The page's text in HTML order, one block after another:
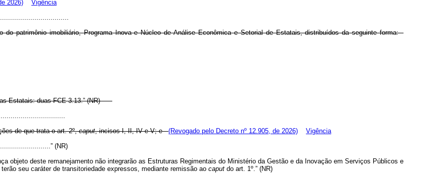
2026)
Vigência
do patrimônio imobiliário, Programa Inova e Núcleo de Análise Econômica e Setorial de Estatais, distribuídos da seguinte forma:
Estatais: duas FCE 3.13.” (NR)
de que trata o art. 2º,caput, incisos I, II, IV e V; e (Revogado pelo Decreto nº 12.905, de 2026)
Vigência
(NR)
objeto deste remanejamento não integrarão as Estruturas Regimentais do Ministério da Gestão e da Inovação em Serviços Públicos e
seu caráter de transitoriedade expressos, mediante remissão ao caput do art. 1º.” (NR)